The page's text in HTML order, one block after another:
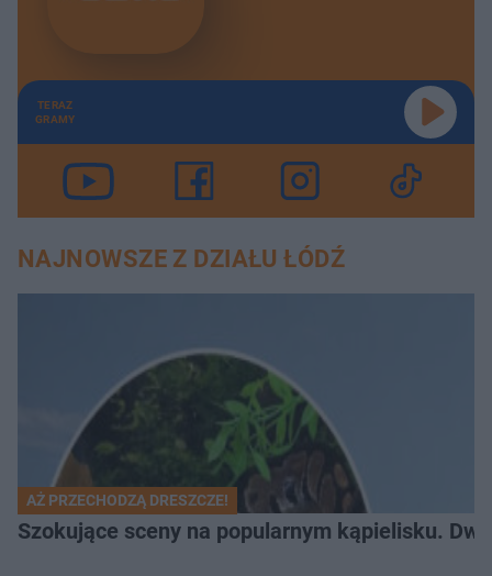
TERAZ
GRAMY
NAJNOWSZE Z DZIAŁU ŁÓDŹ
AŻ PRZECHODZĄ DRESZCZE!
Szokujące sceny na popularnym kąpielisku.